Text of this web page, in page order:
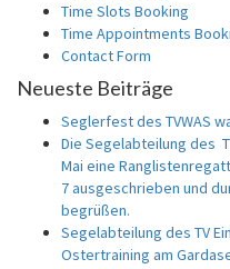
Time Slots Booking
Time Appointments
Contact Form
Neueste Beiträge
Seglerfest des TVWAS
Die Segelabteilung des
Mai eine
7 ausgeschrieben und
begrüßen.
Segelabteilung des TV
Ostertraining am